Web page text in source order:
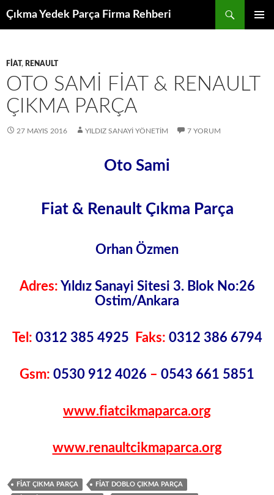
atla
Çıkma Yedek Parça Firma Rehberi
FIAT, RENAULT
OTO SAMI FIAT & RENAULT
ÇIKMA PARÇA
27 MAYIS 2016 YILDIZ SANAYI YÖNETIM 7 YORUM
Oto Sami
Fiat & Renault Çıkma Parça
Orhan Özmen
Adres: Yıldız Sanayi Sitesi 3. Blok No:26
Ostim/Ankara
Tel: 0312 385 4925 Faks: 0312 386 6794
Gsm: 0530 912 4026 – 0543 661 5851
www.fiatcikmaparca.org
www.renaultcikmaparca.org
FIAT ÇIKMA PARÇA FIAT DOBLO ÇIKMA PARÇA